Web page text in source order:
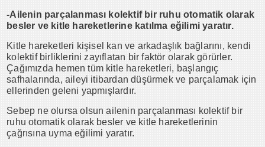
-Ailenin parçalanması kolektif bir ruhu otomatik olarak
besler ve kitle hareketlerine katılma eğilimi yaratır.
Kitle hareketleri kişisel kan ve arkadaşlık bağlarını, kendi
kolektif birliklerini zayıflatan bir faktör olarak görürler.
Çağımızda hemen tüm kitle hareketleri, başlangıç
safhalarında, aileyi itibardan düşürmek ve parçalamak için
ellerinden geleni yapmışlardır.
Sebep ne olursa olsun ailenin parçalanması kolektif bir
ruhu otomatik olarak besler ve kitle hareketlerinin
çağrısına uyma eğilimi yaratır.